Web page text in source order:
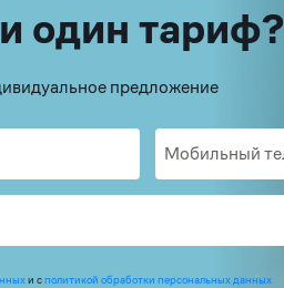
один тариф?
предложение
и сполитикой обработки персональных данных